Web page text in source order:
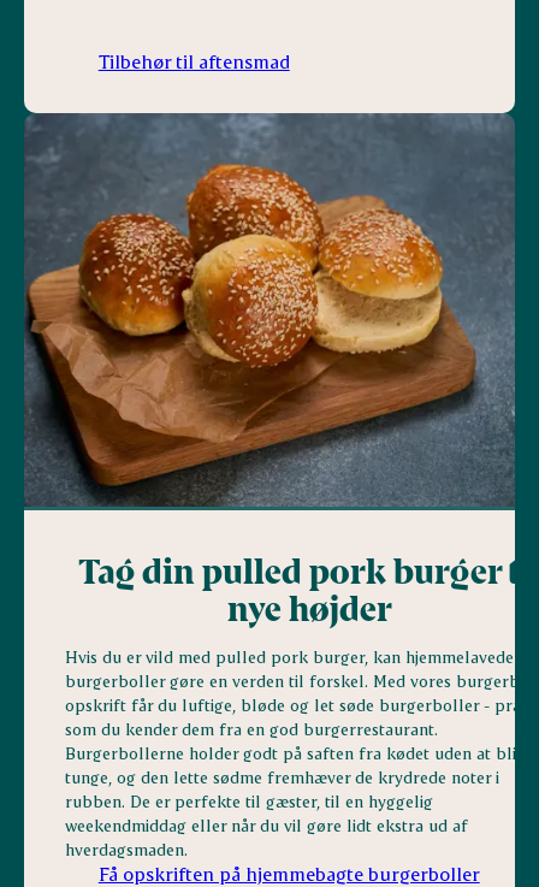
Tilbehør til aftensmad
Tag din pulled pork burger
nye højder
Hvis du er vild med pulled pork burger, kan hjemmelavede
burgerboller gøre en verden til forskel. Med vores
opskrift får du luftige, bløde og let søde burgerboller -
som du kender dem fra en god burgerrestaurant.
Burgerbollerne holder godt på saften fra kødet uden at blive
tunge, og den lette sødme fremhæver de krydrede noter i
rubben. De er perfekte til gæster, til en hyggelig
weekendmiddag eller når du vil gøre lidt ekstra ud af
hverdagsmaden.
Få opskriften på hjemmebagte burgerboller